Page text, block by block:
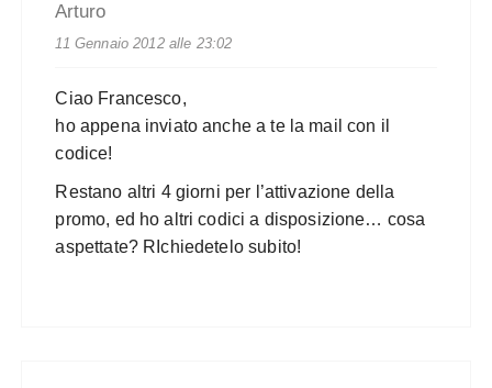
Arturo
11 Gennaio 2012 alle 23:02
Ciao Francesco,
ho appena inviato anche a te la mail con il
codice!
Restano altri 4 giorni per l’attivazione della
promo, ed ho altri codici a disposizione… cosa
aspettate? RIchiedetelo subito!